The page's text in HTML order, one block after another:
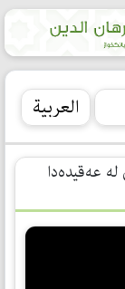
العربیة
لە عەقیدەدا